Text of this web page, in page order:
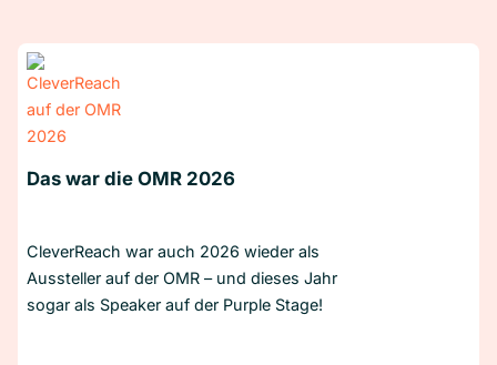
Das war die OMR 2026
CleverReach war auch 2026 wieder als
Aussteller auf der OMR – und dieses Jahr
sogar als Speaker auf der Purple Stage!